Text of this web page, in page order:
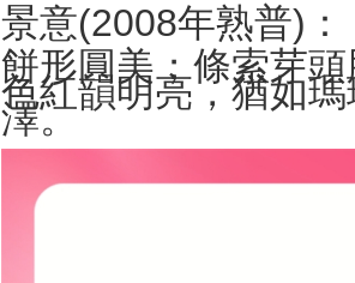
景意(2008年熟普)：
餅形圓美；條索芽
色紅韻明亮，猶如
澤。